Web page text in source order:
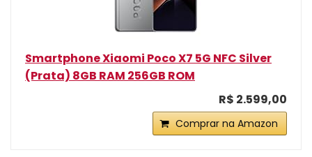
Smartphone Xiaomi Poco X7 5G NFC Silver
(Prata) 8GB RAM 256GB ROM
R$ 2.599,00
Comprar na Amazon